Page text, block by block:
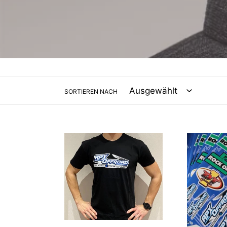
SORTIEREN NACH
Offroad
T-
Shirt
APX
Offroad
Sticker
Set